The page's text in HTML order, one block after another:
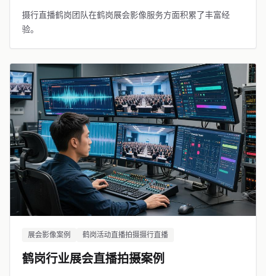
摄行直播鹤岗团队在鹤岗展会影像服务方面积累了丰富经
验。
展会影像案例 鹤岗活动直播拍摄摄行直播
鹤岗行业展会直播拍摄案例